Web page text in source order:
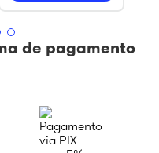
de pagamento